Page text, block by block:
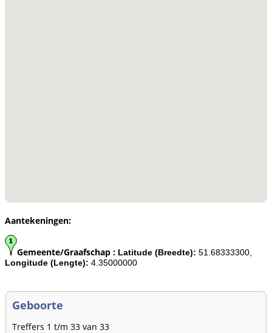
Aantekeningen:
Gemeente/Graafschap : Latitude (Breedte): 51.68333300,
Longitude (Lengte): 4.35000000
Geboorte
Treffers 1 t/m 33 van 33